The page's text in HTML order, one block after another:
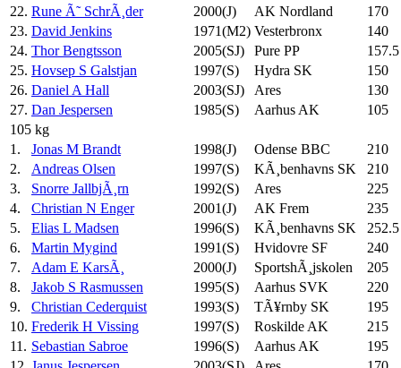
22. Rune Ã˜ SchrÃ¸der 2000(J) AK Nordland
170
23. David Jenkins 1971(M2) Vesterbronx
140
24. Thor Bengtsson 2005(SJ) Pure PP
157.5
25. Hovsep S Galstjan 1997(S) Hydra SK
150
26. Daniel A Hall 2003(SJ) Ares
130
27. Dan Jespersen 1985(S) Aarhus AK
105
105 kg
1.
Jonas M Brandt 1998(J) Odense BBC
210
2.
Andreas Olsen 1997(S) KÃ¸benhavns SK
210
3.
Snorre JallbjÃ¸rn 1992(S) Ares
225
4.
Christian N Enger 2001(J) AK Frem
235
5.
Elias L Madsen 1996(S) KÃ¸benhavns SK
252.5
6.
Martin Mygind 1991(S) Hvidovre SF
240
7.
Adam E KarsÃ¸ 2000(J) SportshÃ¸jskolen
205
8.
Jakob S Rasmussen 1995(S) Aarhus SVK
220
9.
Christian Cederquist 1993(S) TÃ¥rnby SK
195
10. Frederik H Vissing 1997(S) Roskilde AK
215
11. Sebastian Sabroe 1996(S) Aarhus AK
195